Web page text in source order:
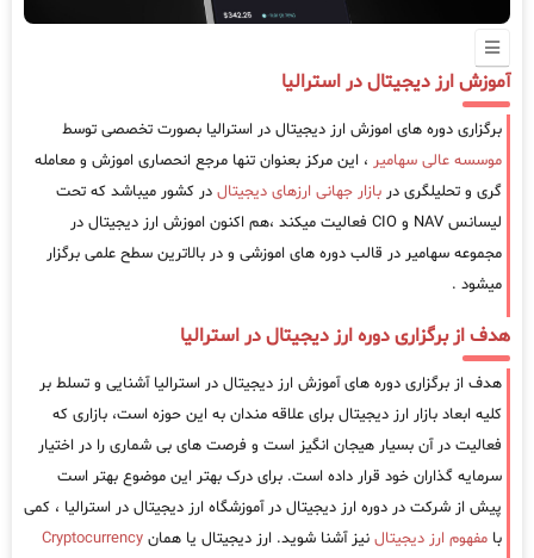
آموزش ارز دیجیتال در استرالیا
برگزاری دوره های اموزش ارز دیجیتال در استرالیا بصورت تخصصی توسط
موسسه عالی سهامیر ، این مرکز بعنوان تنها مرجع انحصاری اموزش و معامله
گری و تحلیلگری در بازار جهانی ارزهای دیجیتال در کشور میباشد که تحت
لیسانس NAV و CIO فعالیت میکند ،هم اکنون اموزش ارز دیجیتال در
مجموعه سهامیر در قالب دوره های اموزشی و در بالاترین سطح علمی برگزار
میشود .
هدف از برگزاری دوره ارز دیجیتال در استرالیا
هدف از برگزاری دوره های آموزش ارز دیجیتال در استرالیا آشنایی و تسلط بر
کلیه ابعاد بازار ارز دیجیتال برای علاقه مندان به این حوزه است، بازاری که
فعالیت در آن بسیار هیجان انگیز است و فرصت های بی شماری را در اختیار
سرمایه گذاران خود قرار داده است. برای درک بهتر این موضوع بهتر است
پیش از شرکت در دوره ارز دیجیتال در آموزشگاه ارز دیجیتال در استرالیا ، کمی
با مفهوم ارز دیجیتال نیز آشنا شوید. ارز دیجیتال یا همان Cryptocurrency